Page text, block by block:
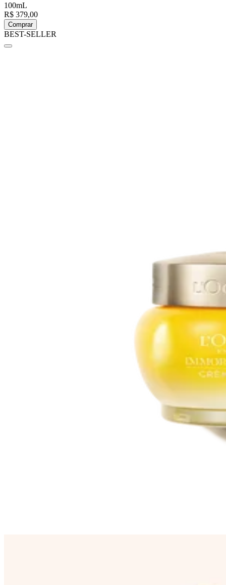
100mL
R$ 379,00
Comprar
BEST-SELLER